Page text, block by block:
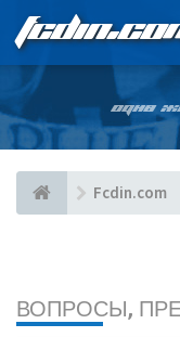
ОДНА
Fcdin.com
ВОПРОСЫ,